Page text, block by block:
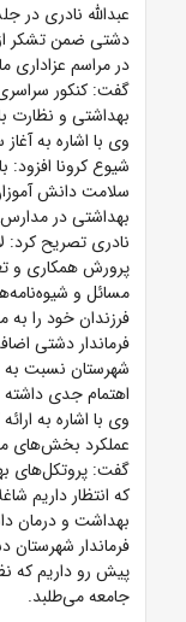
عبدالله نادری در
دشتی ضمن تشکر
در مراسم عزاداری
گفت: کنکور
بهداشتی و نظارت
وی با اشاره به
شیوع کرونا
سلامت دانش
بهداشتی در
نادری تصریح کرد:
پرورش همکاری و
مسائل و
فرزندان خود را
فرماندار دشتی
شهرستان نسبت به
اهتمام جدی داشته
وی با اشاره به
عملکرد بخش‌های
گفت: پروتکل‌های
که انتظار داریم
بهداشت و درمان
فرماندار
پیش رو داریم که
جامعه می‌طلبد.